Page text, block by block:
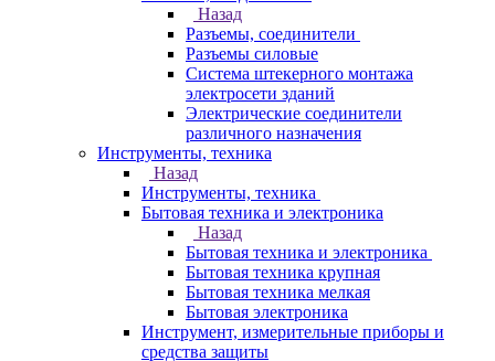
Назад
Разъемы, соединители
Разъемы силовые
Система штекерного монтажа
электросети зданий
Электрические соединители
различного назначения
Инструменты, техника
Назад
Инструменты, техника
Бытовая техника и электроника
Назад
Бытовая техника и электроника
Бытовая техника крупная
Бытовая техника мелкая
Бытовая электроника
Инструмент, измерительные приборы и
средства защиты